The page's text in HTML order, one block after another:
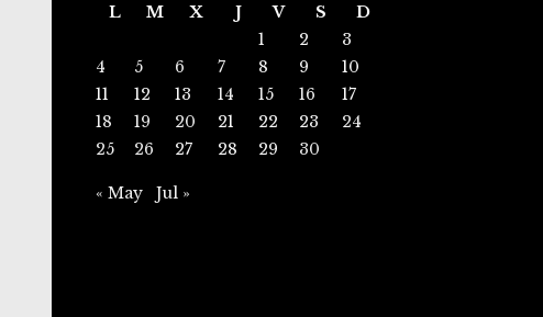
L
M X J V S
D
1
2
3
4
5 6 7 8 9
10
11
12 13 14 15 16
17
18
19 20 21 22 23
24
25
26 27 28 29 30
« May Jul »